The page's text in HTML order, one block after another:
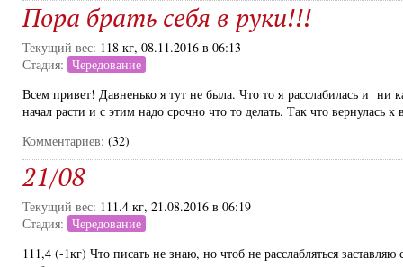
Пора брать себя в руки!!!
Текущий вес: 118 кг, 08.11.2016 в 06:13
Стадия: Чередование
Всем привет! Давненько я тут не была. Что то я расслабилась и ни
начал расти и с этим надо срочно что то делать. Так что вернулась
Комментариев: (32)
21/08
Текущий вес: 111.4 кг, 21.08.2016 в 06:19
Стадия: Чередование
111,4 (-1кг) Что писать не знаю, но чтоб не расслабляться заставляю